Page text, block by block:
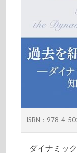
ISBN：978-4-
ダイナミッ